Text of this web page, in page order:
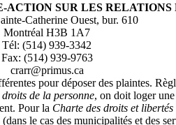
ACTION SUR LES
Catherine Ouest, bur. 610
Montréal H3B 1A7
Tél: (514) 939-3342
Fax: (514) 939-9763
crarr@primus.ca
pour déposer des plaintes.
de la personne, on doit loger
Pour la Charte des droits et
le cas des municipalités et des